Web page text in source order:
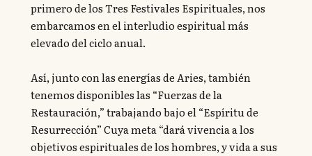
primero de los Tres Festivales Espirituales, nos
embarcamos en el interludio espiritual más
elevado del ciclo anual.
Así, junto con las energías de Aries, también
tenemos disponibles las “Fuerzas de la
Restauración,” trabajando bajo el “Espíritu de
Resurrección” Cuya meta “dará vivencia a los
objetivos espirituales de los hombres, y vida a sus